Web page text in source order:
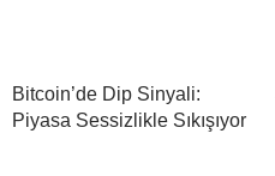
Bitcoin’de Dip Sinyali:
Piyasa Sessizlikle Sıkışıyor